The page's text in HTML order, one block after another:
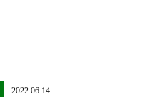
2022.06.14